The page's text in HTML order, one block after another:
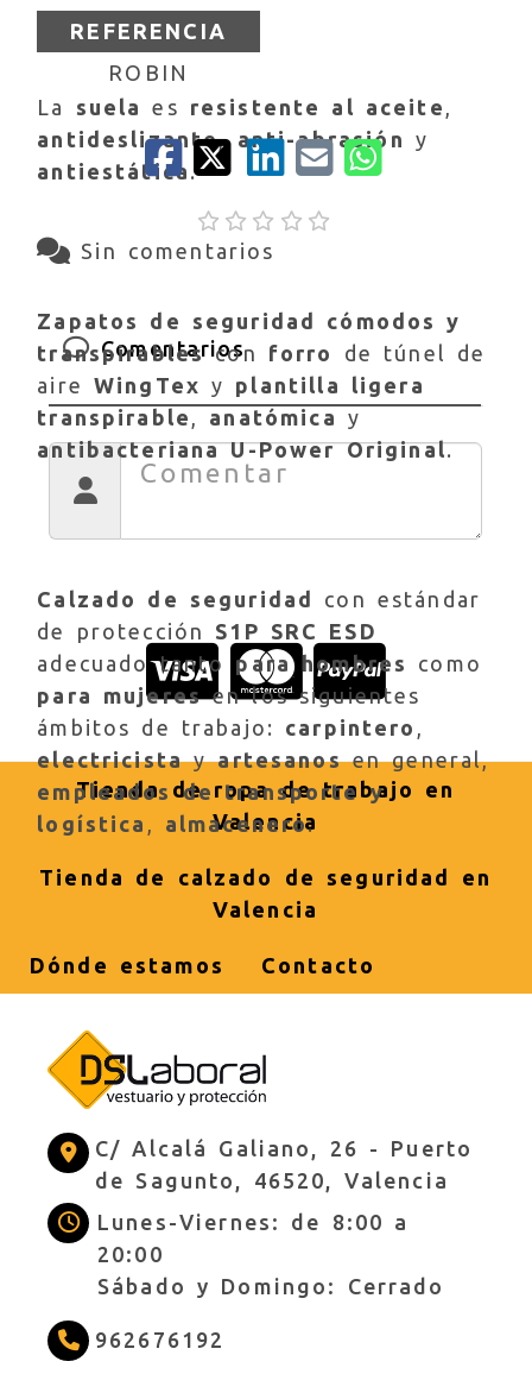
La suelaes resistente al aceite
antideslizante, anti-abrasión y
antiestática .
Zapatos de seguridad cómodos y
transpirablescon forro de túnel de
aire WingTexy plantilla ligera
transpirable
anatómica y
antibacteriana U-Power Original.
Calzado de seguridad
con estándar
de protección S1P SRC ESD
adecuado tanto para hombres
como
para mujeresen los siguientes
ámbitos de trabajo: carpintero
electricistayartesanosen general,
empleados de transporte y
logística
almacenero.
REFERENCIA
ROBIN
Sin comentarios
Comentarios
Tienda de ropa de trabajo en
Valencia
Tienda de calzado de seguridad en
Valencia
Dónde estamos Contacto
C/ Alcalá Galiano, 26 - Puerto
de Sagunto, 46520, Valencia
Lunes-Viernes: de 8:00 a
20:00
Sábado y Domingo: Cerrado
962676192